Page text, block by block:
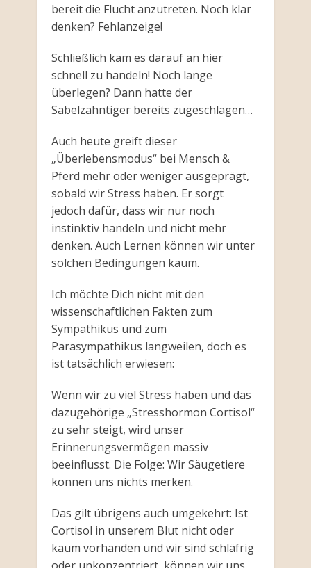
bereit die Flucht anzutreten. Noch klar
denken? Fehlanzeige!
Schließlich kam es darauf an hier
schnell zu handeln! Noch lange
überlegen? Dann hatte der
Säbelzahntiger bereits zugeschlagen…
Auch heute greift dieser
„Überlebensmodus“ bei Mensch &
Pferd mehr oder weniger ausgeprägt,
sobald wir Stress haben. Er sorgt
jedoch dafür, dass wir nur noch
instinktiv handeln und nicht mehr
denken. Auch Lernen können wir unter
solchen Bedingungen kaum.
Ich möchte Dich nicht mit den
wissenschaftlichen Fakten zum
Sympathikus und zum
Parasympathikus langweilen, doch es
ist tatsächlich erwiesen:
Wenn wir zu viel Stress haben und das
dazugehörige „Stresshormon Cortisol“
zu sehr steigt, wird unser
Erinnerungsvermögen massiv
beeinflusst. Die Folge: Wir Säugetiere
können uns nichts merken.
Das gilt übrigens auch umgekehrt: Ist
Cortisol in unserem Blut nicht oder
kaum vorhanden und wir sind schläfrig